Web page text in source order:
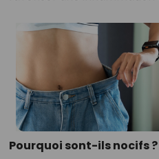
Pourquoi sont-ils nocifs ?